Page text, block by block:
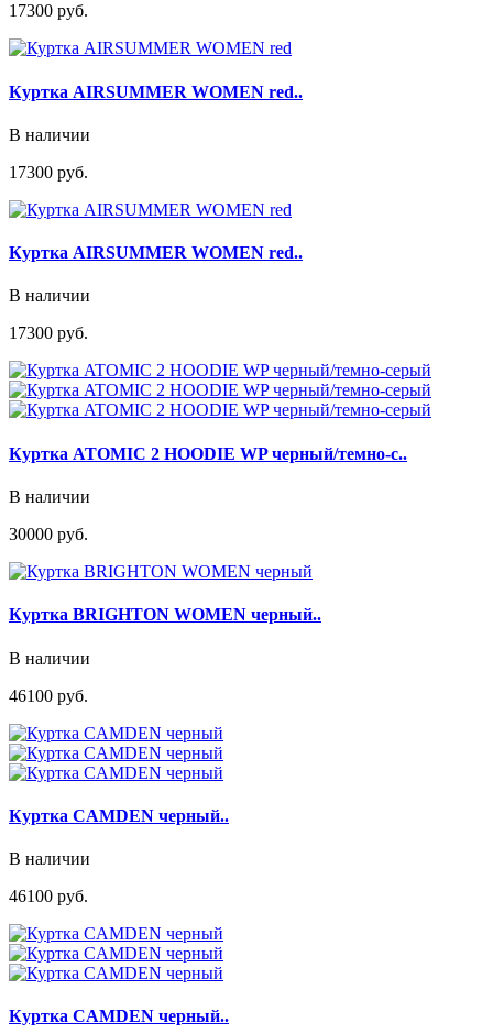
17300 руб.
Куртка AIRSUMMER WOMEN red..
В наличии
17300 руб.
Куртка AIRSUMMER WOMEN red..
В наличии
17300 руб.
Куртка ATOMIC 2 HOODIE WP черный/темно-с..
В наличии
30000 руб.
Куртка BRIGHTON WOMEN черный..
В наличии
46100 руб.
Куртка CAMDEN черный..
В наличии
46100 руб.
Куртка CAMDEN черный..